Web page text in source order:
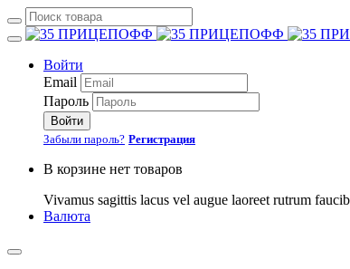
Войти
Email
Пароль
Войти
Забыли пароль? Регистрация
В корзине нет товаров
Vivamus sagittis lacus vel augue laoreet rutrum
Валюта